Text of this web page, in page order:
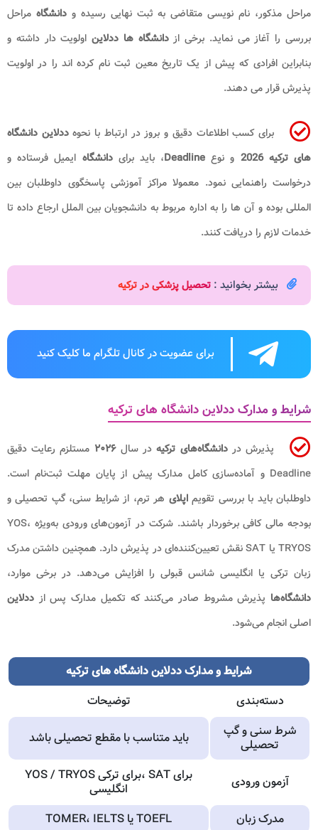
مراحل مذکور، نام نویسی متقاضی به ثبت نهایی رسیده ودانشگاه مراحل
بررسی را آغاز می نماید. برخی ازدانشگاه ها ددلایناولویت دار داشته و
بنابراین افرادی که پیش از یک تاریخ معین ثبت نام کرده اند را در اولویت
پذیرش قرار می دهند.
برای کسب اطلاعات دقیق و بروز در ارتباط با نحوهددلاین دانشگاه
های ترکیه 2026
و نوع Deadline، باید برایدانشگاه ایمیل فرستاده و
درخواست راهنمایی نمود. معمولا مراکز آموزشی پاسخگوی داوطلبان بین
المللی بوده و آن ها را به اداره مربوط به دانشجویان بین الملل ارجاع داده تا
خدمات لازم را دریافت کنند.
بیشتر بخوانید : تحصیل پزشکی در ترکیه
برای عضویت در کانال تلگرام ما کلیک کنید
شرایط و مدارک ددلاین دانشگاه های ترکیه
پذیرش دردانشگاه‌های ترکیه در سال۲۰۲۶ مستلزم رعایت دقیق
Deadline و آماده‌سازی کامل مدارک پیش از پایان مهلت ثبت‌نام است.
داوطلبان باید با بررسی تقویماپلای هر ترم، از شرایط سنی، گپ تحصیلی و
بودجه مالی کافی برخوردار باشند. شرکت در آزمون‌های ورودی به‌ویژه YOS،
TRYOS یا SAT نقش تعیین‌کننده‌ای در پذیرش دارد. همچنین داشتن مدرک
زبان ترکی یا انگلیسی شانس قبولی را افزایش می‌دهد. در برخی موارد،
دانشگاه‌ها پذیرش مشروط صادر می‌کنند که تکمیل مدارک پس از ددلاین
اصلی انجام می‌شود.
شرایط و مدارک ددلاین دانشگاه های ترکیه
دسته‌بندی
توضیحات
شرط سنی و گپ
تحصیلی
باید متناسب با مقطع تحصیلی باشد
آزمون ورودی
YOS / TRYOS برای ترکی، SAT برای
انگلیسی
مدرک زبان
TOMER، IELTS یا TOEFL